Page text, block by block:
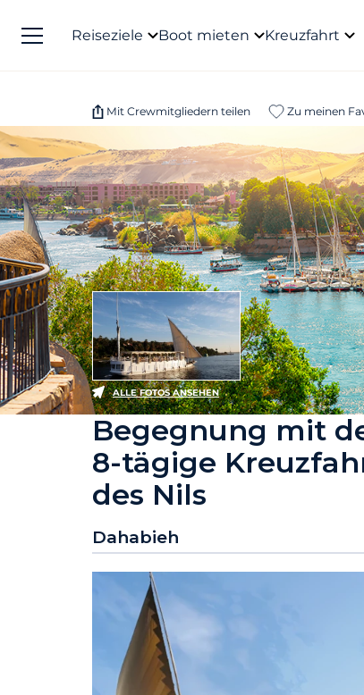
Reiseziele Boot mieten Kreuzfahrt
Mit Crewmitgliedern teilen Zu meinen
ALLE FOTOS ANSEHEN
Begegnung mit
8-tägige
des Nils
Dahabieh